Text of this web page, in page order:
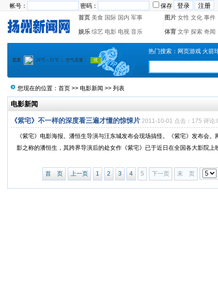
帐号： 密码：
保存
首页 美食 国际 国内 军事 图片 女性 文化 事件
娱乐 综艺 电影 电视 音乐 体育 文学 探索 奇闻
热门搜索： 网页游戏 火箭
您现在的位置： 首页 >> 电影新闻 >> 列表
电影新闻
《紫宅》不一样的深度看三遍才懂的惊悚片 2011-10-01 点击：175 评论
《紫宅》电影海报。潘恒生导演与汪东城发布会现场搞怪。《紫宅》发布会
影之称的潘恒生，其跨界导演后的处女作《紫宅》已于近日在全国各大影院上
首 页 上一页 1 2 3 4 5 下一页 末 页